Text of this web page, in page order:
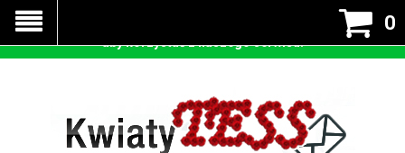
0
Nasza strona korzysta z cookies - czyli tzw ciastek w celu
prawidłowego działania. Zaakceptuj przyjmowanie cookies
aby korzystać z naszego serwisu.